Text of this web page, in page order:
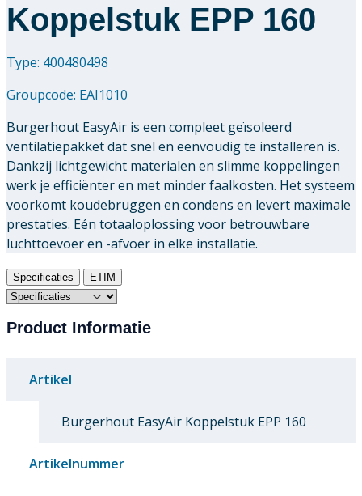
Koppelstuk EPP 160
Type: 400480498
Groupcode: EAI1010
Burgerhout EasyAir is een compleet geïsoleerd
ventilatiepakket dat snel en eenvoudig te installeren is.
Dankzij lichtgewicht materialen en slimme koppelingen
werk je efficiënter en met minder faalkosten. Het systeem
voorkomt koudebruggen en condens en levert maximale
prestaties. Eén totaaloplossing voor betrouwbare
luchttoevoer en -afvoer in elke installatie.
Specificaties ETIM
Product Informatie
Artikel
Burgerhout EasyAir Koppelstuk EPP 160
Artikelnummer